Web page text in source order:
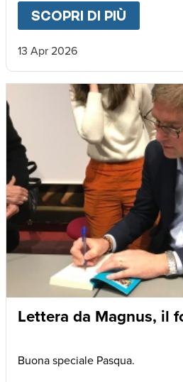
SCOPRI DI PIÙ
13 Apr 2026
Lettera da Magnus, il
Buona speciale Pasqua.